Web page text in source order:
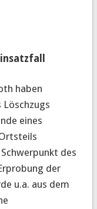
haben
eines
Schwerpunkt des
der
u.a. aus dem